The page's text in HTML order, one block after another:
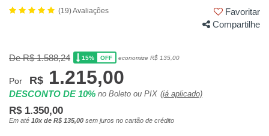
(19) Avaliações
Favoritar
Compartilhe
De R$ 1.588,24 15% OFF economize R$ 135,00
Por R$ 1.215,00
DESCONTO DE 10% no Boleto ou PIX (já aplicado)
R$ 1.350,00
Em até 10x de R$ 135,00 sem juros no cartão de crédito